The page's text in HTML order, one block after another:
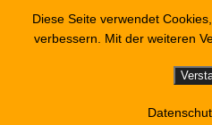
Diese Seite verwendet
verbessern. Mit der weiteren